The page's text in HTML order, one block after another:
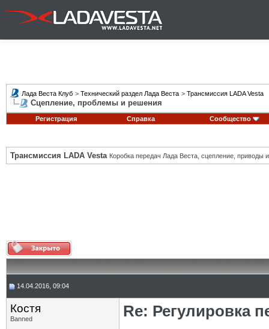
Лада Веста Клуб > Технический раздел Лада Веста > Трансмиссия LADA Vesta
Сцепление, проблемы и решения
Регистрация Справка Сообщество
Трансмиссия LADA Vesta Коробка передач Лада Веста, сцепление, приводы и
14.04.2016, 09:04
Костя
Banned
Re: Регулировка